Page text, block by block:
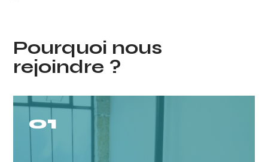
Pourquoi nous
rejoindre ?
01